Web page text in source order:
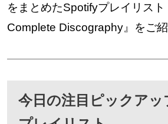
をまとめたSpotifyプレイリス
Complete Discography』をご紹
今日の注目ピックア